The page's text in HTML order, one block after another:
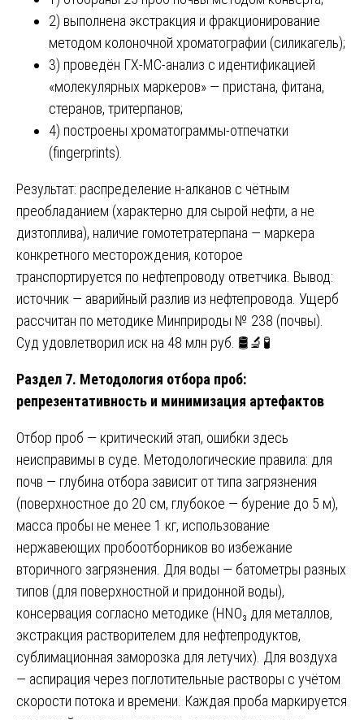
2) выполнена экстракция и фракционирование
методом колоночной хроматографии (силикагель);
3) проведён ГХ-МС-анализ с идентификацией
«молекулярных маркеров» — пристана, фитана,
стеранов, тритерпанов;
4) построены хроматограммы-отпечатки
(fingerprints).
Результат: распределение н-алканов с чётным
преобладанием (характерно для сырой нефти, а не
дизтоплива), наличие гомотетратерпана — маркера
конкретного месторождения, которое
транспортируется по нефтепроводу ответчика. Вывод:
источник — аварийный разлив из нефтепровода. Ущерб
рассчитан по методике Минприроды № 238 (почвы).
Суд удовлетворил иск на 48 млн руб. 🛢️🔬🧪
Раздел 7. Методология отбора проб:
репрезентативность и минимизация артефактов
Отбор проб — критический этап, ошибки здесь
неисправимы в суде. Методологические правила: для
почв — глубина отбора зависит от типа загрязнения
(поверхностное до 20 см, глубокое — бурение до 5 м),
масса пробы не менее 1 кг, использование
нержавеющих пробоотборников во избежание
вторичного загрязнения. Для воды — батометры разных
типов (для поверхностной и придонной воды),
консервация согласно методике (HNO₃ для металлов,
экстракция растворителем для нефтепродуктов,
сублимационная заморозка для летучих). Для воздуха
— аспирация через поглотительные растворы с учётом
скорости потока и времени. Каждая проба маркируется